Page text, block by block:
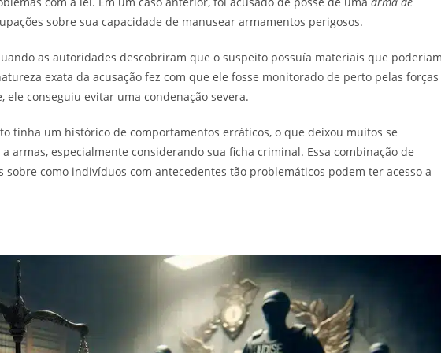
sobre sua capacidade de manusear armamentos perigosos.
as autoridades descobriram que o suspeito possuía materiais que
exata da acusação fez com que ele fosse monitorado de perto pelas forças
conseguiu evitar uma condenação severa.
tinha um histórico de comportamentos erráticos, o que deixou muitos se
armas, especialmente considerando sua ficha criminal. Essa combinação de
como indivíduos com antecedentes tão problemáticos podem ter acesso a